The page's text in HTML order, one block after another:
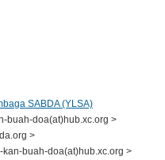
SABDA (YLSA)
buah-doa(at)hub.xc.org >
>
kan-buah-doa(at)hub.xc.org >